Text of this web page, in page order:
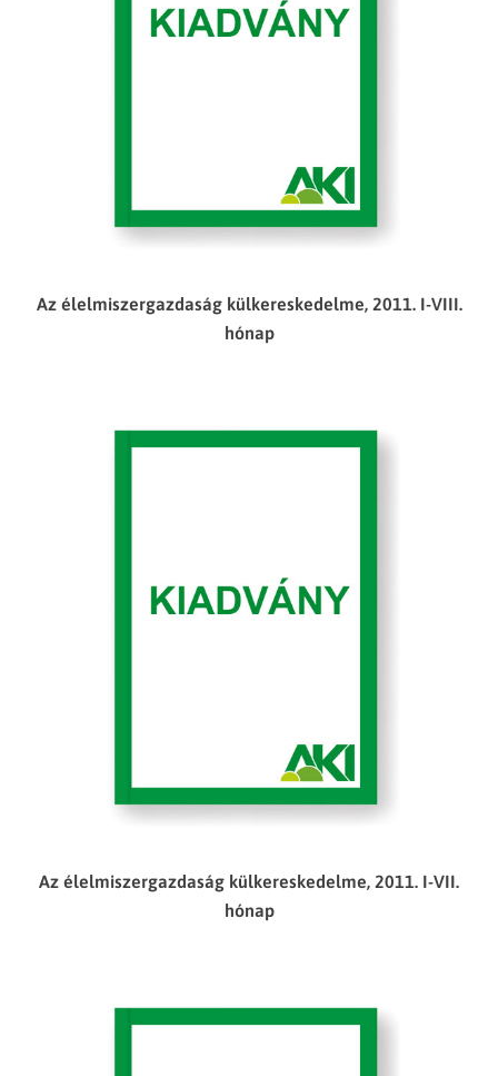
Az élelmiszergazdaság külkereskedelme, 2011. I-VIII.
hónap
Az élelmiszergazdaság külkereskedelme, 2011. I-VII.
hónap